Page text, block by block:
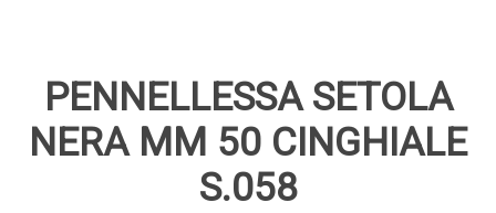
PENNELLESSA SETOLA
NERA MM 50 CINGHIALE
S.058